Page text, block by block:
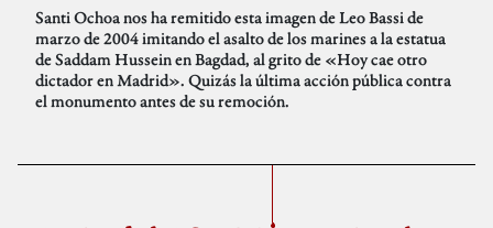
Santi Ochoa nos ha remitido esta imagen de Leo Bassi de
marzo de 2004 imitando el asalto de los marines a la estatua
de Saddam Hussein en Bagdad, al grito de «Hoy cae otro
dictador en Madrid». Quizás la última acción pública contra
el monumento antes de su remoción.